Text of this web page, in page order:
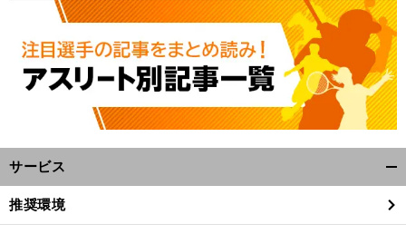
サービス
閉
推奨環境